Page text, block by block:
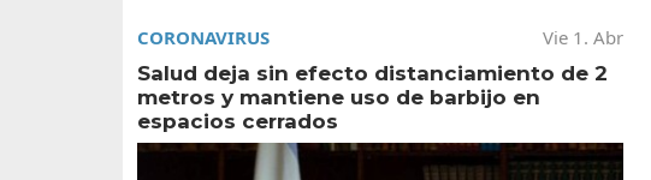
CORONAVIRUS
Vie 1. Abr
Salud deja sin efecto distanciamiento de 2
metros y mantiene uso de barbijo en
espacios cerrados